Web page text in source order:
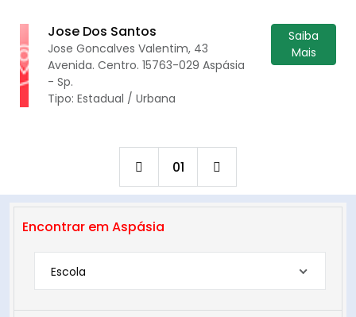
Jose Dos Santos
Jose Goncalves Valentim, 43
Avenida. Centro. 15763-029 Aspásia
- Sp.
Tipo: Estadual / Urbana
Saiba
Mais
01
Encontrar em Aspásia
Escola